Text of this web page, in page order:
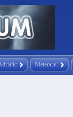
Meteociel